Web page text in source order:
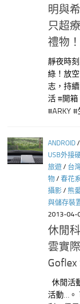
明與
只超
禮物！
靜夜時
綠！放
志，持
活 #開
#ARKY #
ANDROID/
USB外接
旅遊/ 台
物/春花
攝影/ 熊
與儲存裝
2013-04-
休閒
雲實
休閒活
活動…。